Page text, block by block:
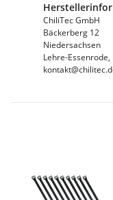
ChiliTec GmbH
Bäckerberg 12
Niedersachsen
Lehre-